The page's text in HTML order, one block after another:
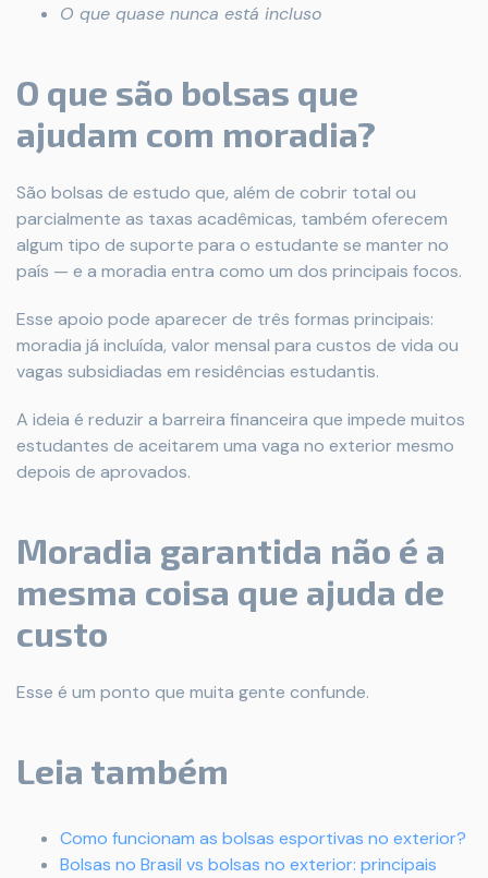
O que quase nunca está incluso
O que são bolsas que
ajudam com moradia?
São bolsas de estudo que, além de cobrir total ou
parcialmente as taxas acadêmicas, também oferecem
algum tipo de suporte para o estudante se manter no
país — e a moradia entra como um dos principais focos.
Esse apoio pode aparecer de três formas principais:
moradia já incluída, valor mensal para custos de vida ou
vagas subsidiadas em residências estudantis.
A ideia é reduzir a barreira financeira que impede muitos
estudantes de aceitarem uma vaga no exterior mesmo
depois de aprovados.
Moradia garantida não é a
mesma coisa que ajuda de
custo
Esse é um ponto que muita gente confunde.
Leia também
Como funcionam as bolsas esportivas no exterior?
Bolsas no Brasil vs bolsas no exterior: principais